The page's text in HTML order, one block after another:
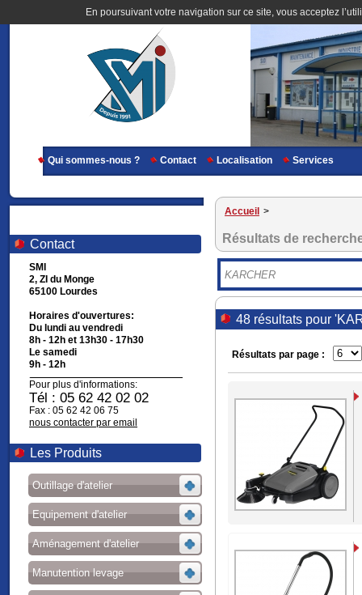
En poursuivant votre navigation sur ce site, vous acceptez
Qui sommes-nous ? Contact Localisation Services
Contact
SMI
2, ZI du Monge
65100 Lourdes
Horaires d'ouvertures:
Du lundi au vendredi
8h - 12h et 13h30 - 17h30
Le samedi
9h - 12h
Pour plus d'informations:
Tél : 05 62 42 02 02
Fax : 05 62 42 06 75
nous contacter par email
Les Produits
Outillage d'atelier
Equipement d'atelier
Aménagement d'atelier
Manutention levage
Accueil >
Résultats de
48 résultats pour
Résultats par page :